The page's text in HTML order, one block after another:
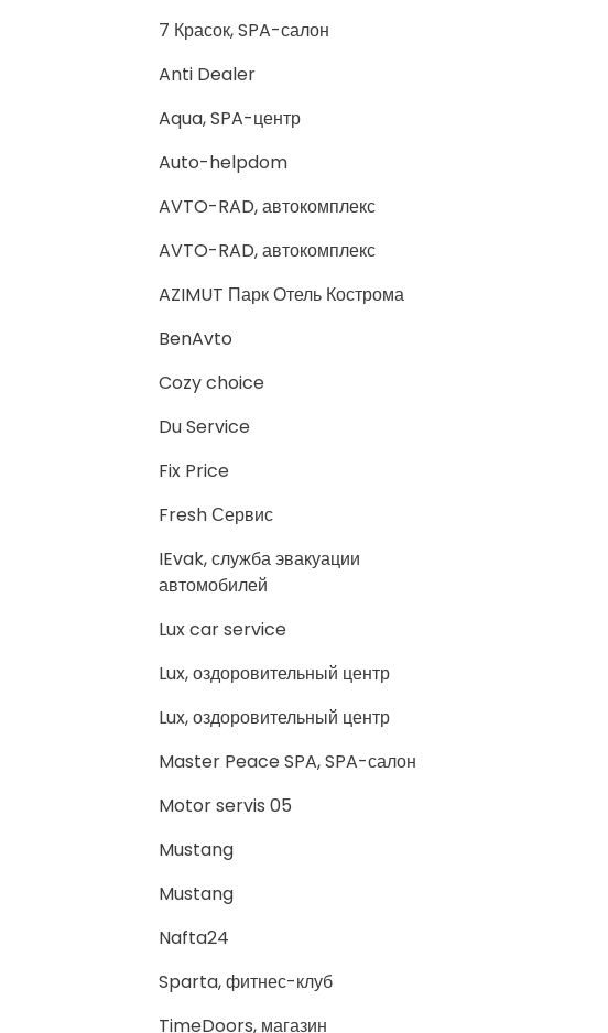
7 Красок, SPA-салон
Anti Dealer
Aqua, SPA-центр
Auto-helpdom
AVTO-RAD, автокомплекс
AVTO-RAD, автокомплекс
AZIMUT Парк Отель Кострома
BenAvto
Cozy choice
Du Service
Fix Price
Fresh Сервис
IEvak, служба эвакуации
автомобилей
Lux car service
Lux, оздоровительный центр
Lux, оздоровительный центр
Master Peace SPA, SPA-салон
Motor servis 05
Mustang
Mustang
Nafta24
Sparta, фитнес-клуб
TimeDoors, магазин